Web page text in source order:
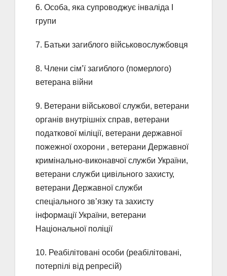
6. Особа, яка супроводжує інваліда I
групи
7. Батьки загиблого військовослужбовця
8. Члени сім’ї загиблого (померлого)
ветерана війни
9. Ветерани військової служби, ветерани
органів внутрішніх справ, ветерани
податкової міліції, ветерани державної
пожежної охорони , ветерани Державної
кримінально-виконавчої служби України,
ветерани служби цивільного захисту,
ветерани Державної служби
спеціального зв’язку та захисту
інформації України, ветерани
Національної поліції
10. Реабілітовані особи (реабілітовані,
потерпілі від репресій)